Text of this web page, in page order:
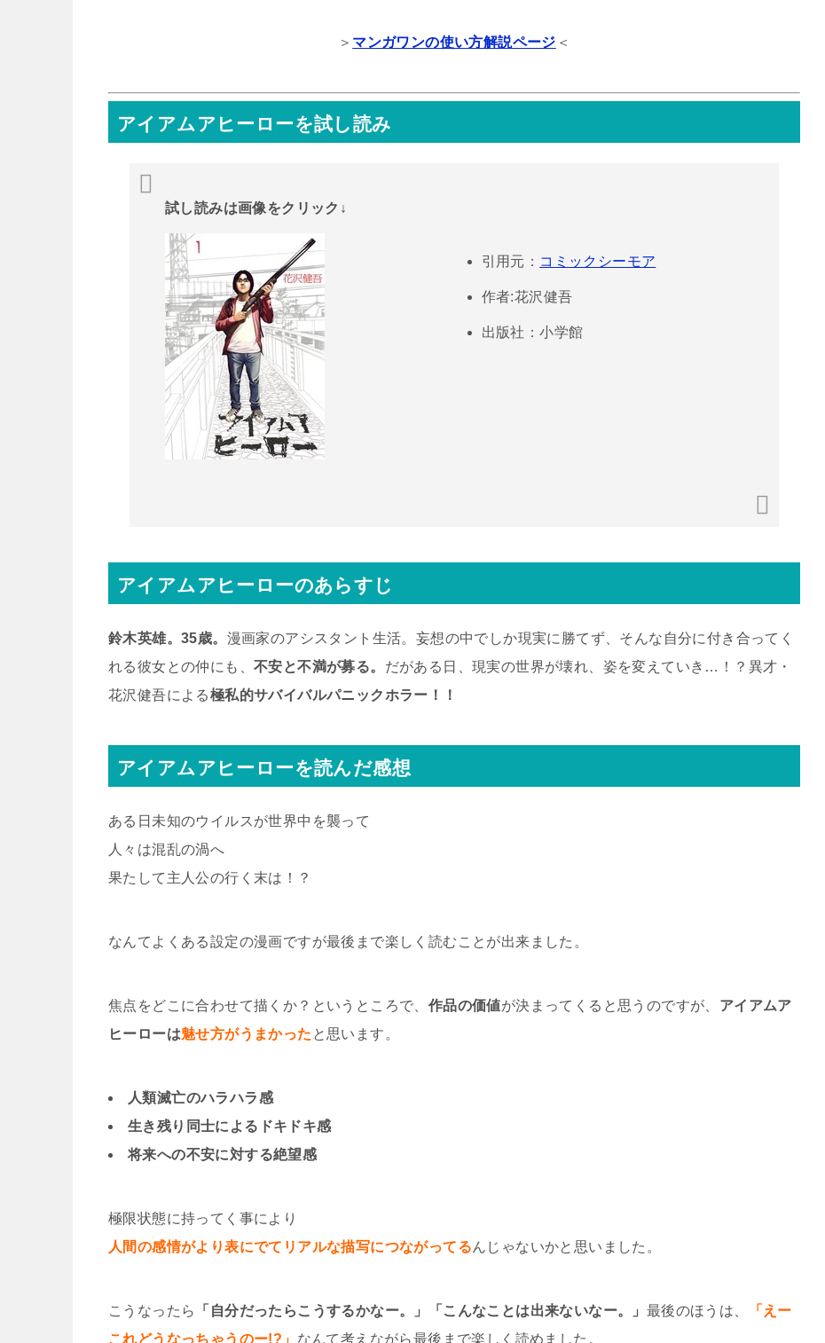
＞ マンガワンの使い方解説ページ ＜
アイアムアヒーローを試し読み
試し読みは画像をクリック↓
引用元： コミックシーモア
作者:花沢健吾
出版社：小学館
アイアムアヒーローのあらすじ
鈴木英雄。35歳。 漫画家のアシスタント生活。妄想の中でしか現実に勝てず、そんな自分に付き合ってく
れる彼女との仲にも、 不安と不満が募る。 だがある日、現実の世界が壊れ、姿を変えていき…！？異才・
花沢健吾による極私的サバイバルパニックホラー！！
アイアムアヒーローを読んだ感想
ある日未知のウイルスが世界中を襲って
人々は混乱の渦へ
果たして主人公の行く末は！？
なんてよくある設定の漫画ですが最後まで楽しく読むことが出来ました。
焦点をどこに合わせて描くか？というところで、 作品の価値が決まってくると思うのですが、 アイアムア
ヒーローは魅せ方がうまかった と思います。
人類滅亡のハラハラ感
生き残り同士によるドキドキ感
将来への不安に対する絶望感
極限状態に持ってく事により
人間の感情がより表にでてリアルな描写につながってるんじゃないかと思いました。
こうなったら 「自分だったらこうするかなー。」「こんなことは出来ないなー。」 最後のほうは、
「えー
これどうなっちゃうのー!?」 なんて考えながら最後まで楽しく読めました。